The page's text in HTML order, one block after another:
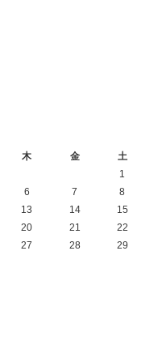
木 金 土
1
6 7
8
13 14
15
20 21
22
27 28
29